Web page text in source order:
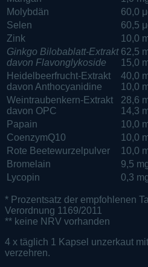
Molybdän
60,0
Selen
60,5
Zink
10,0
Ginkgo Bilobablatt-Extrakt
davon Flavonglykoside
62,5
15,0
Heidelbeerfrucht-Extrakt
davon Anthocyanidine
40,0
10,0
Weintraubenkern-Extrakt
davon OPC
28,6
14,3
Papain
10,0
CoenzymQ10
10,0
Rote Beetewurzelpulver
10,0
Bromelain
9,5
Lycopin
0,3
* Prozentsatz der empfohlenen
Verordnung 1169/2011
** keine NRV vorhanden
4 x täglich 1 Kapsel unzerkaut
verzehren.